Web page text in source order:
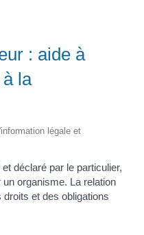
: aide à
la
légale et
déclaré par le particulier,
organisme. La relation
et des obligations